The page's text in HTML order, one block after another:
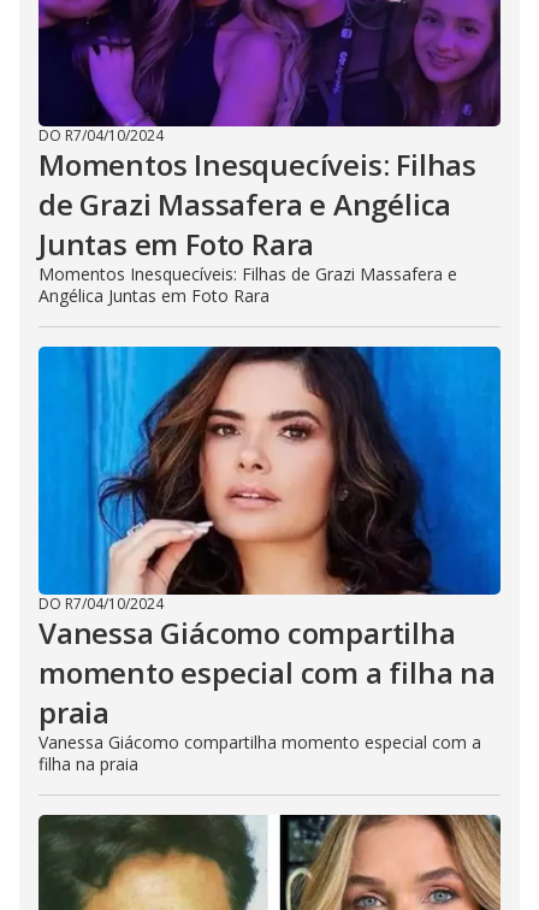
DO R7/04/10/2024
Momentos Inesquecíveis: Filhas
de Grazi Massafera e Angélica
Juntas em Foto Rara
Momentos Inesquecíveis: Filhas de Grazi Massafera e
Angélica Juntas em Foto Rara
DO R7/04/10/2024
Vanessa Giácomo compartilha
momento especial com a filha na
praia
Vanessa Giácomo compartilha momento especial com a
filha na praia